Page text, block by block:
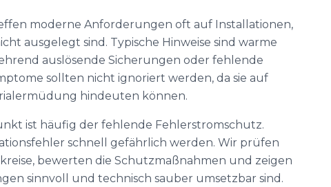
moderne Anforderungen oft auf Installationen,
ausgelegt sind. Typische Hinweise sind warme
auslösende Sicherungen oder fehlende
sollten nicht ignoriert werden, da sie auf
hindeuten können.
ist häufig der fehlende Fehlerstromschutz.
schnell gefährlich werden. Wir prüfen
bewerten die Schutzmaßnahmen und zeigen
sinnvoll und technisch sauber umsetzbar sind.